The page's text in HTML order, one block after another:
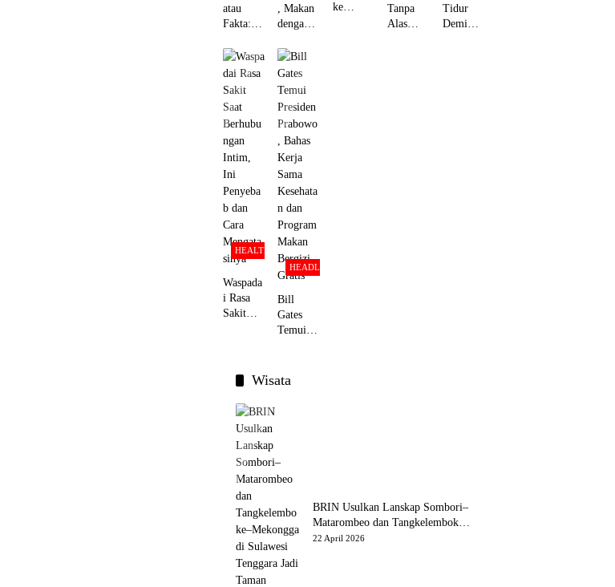
atau
Fakta:
Pembulu
h Darah
Manusia
Setara
Keliling
Bumi
, Makan
dengan
Punya
Banyak
Manfaat
Menurut
n
ke
Tanpa
Alas
Tidur
Demi
HEALTH
Waspada
i Rasa
Sakit
Intim,
Penyeba
b dan
Cara
Mengata
sinya
HEADLINE
Bill
Gates
Temui
, Bahas
Makan
Bergizi
Wisata
BRIN Usulkan Lanskap Sombori–
Matarombeo dan Tangkelemboke–
Mekongga di Sulawesi Tenggara
22 April 2026